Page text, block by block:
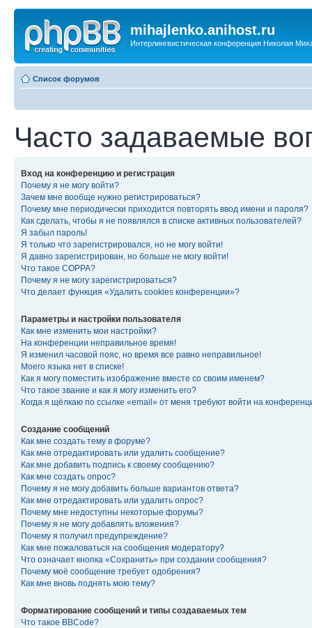
mihajlenko.anihost.ru
Интерлингвистическая конференция Николая
Список форумов
Часто задаваемые
Вход на конференцию и регистрация
Почему я не могу войти?
Зачем мне вообще нужно регистрироваться?
Почему мне периодически приходится повторять ввод имени и пароля?
Как сделать, чтобы я не появлялся в списке активных пользователей?
Я забыл пароль!
Я только что зарегистрировался, но не могу войти!
Я давно зарегистрирован, но больше не могу войти!
Что такое COPPA?
Почему я не могу зарегистрироваться?
Что делает функция «Удалить cookies конференции»?
Параметры и настройки пользователя
Как мне изменить мои настройки?
На конференции неправильное время!
Я изменил часовой пояс, но время все равно неправильное!
Моего языка нет в списке!
Как я могу поместить изображение вместе со своим именем?
Что такое звание и как я могу изменить его?
Когда я щёлкаю по ссылке «email» от меня требуют войти на
Создание сообщений
Как мне создать тему в форуме?
Как мне отредактировать или удалить сообщение?
Как мне добавить подпись к своему сообщению?
Как мне создать опрос?
Почему я не могу добавить больше вариантов ответа?
Как мне отредактировать или удалить опрос?
Почему мне недоступны некоторые форумы?
Почему я не могу добавлять вложения?
Почему я получил предупреждение?
Как мне пожаловаться на сообщения модератору?
Что означает кнопка «Сохранить» при создании сообщения?
Почему моё сообщение требует одобрения?
Как мне вновь поднять мою тему?
Форматирование сообщений и типы создаваемых тем
Что такое BBCode?